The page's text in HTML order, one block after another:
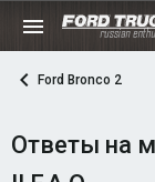
Ford Bronco 2
Ответы на